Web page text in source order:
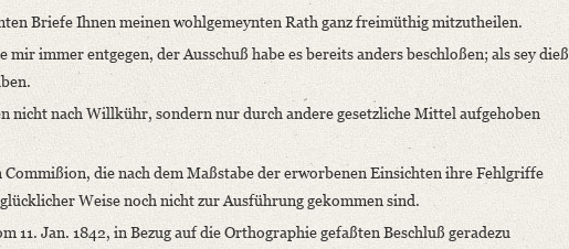
und erläutert durch Josef Körner. Bd. 1. Zürich u.a. 1930, S. 615‒618.
Briefe Ihnen meinen wohlgemeynten Rath ganz freimüthig mitzutheilen.
mir immer entgegen, der Ausschuß habe es bereits anders beschloßen; als sey dieß
nicht nach Willkühr, sondern nur durch andere gesetzliche Mittel aufgehoben
die nach dem Maßstabe der erworbenen Einsichten ihre Fehlgriffe
Weise noch nicht zur Ausführung gekommen sind.
Jan. 1842, in Bezug auf die Orthographie gefaßten Beschluß geradezu